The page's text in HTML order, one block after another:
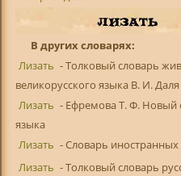
В других словарях:
Лизать - Толковый словарь
великорусского языка В. И. Даля
Лизать - Ефремова Т. Ф. Новый
языка
Лизать - Словарь иностранных
Лизать - Толковый словарь